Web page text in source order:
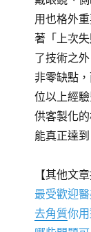
用也格外
著「上次
了技術之
非零缺點
位以上經
供客製化
能真正達
【其他文章
最受歡迎
去角質你